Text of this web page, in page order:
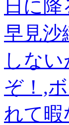
日に
早見沙
しな
ぞ！,
れて暇